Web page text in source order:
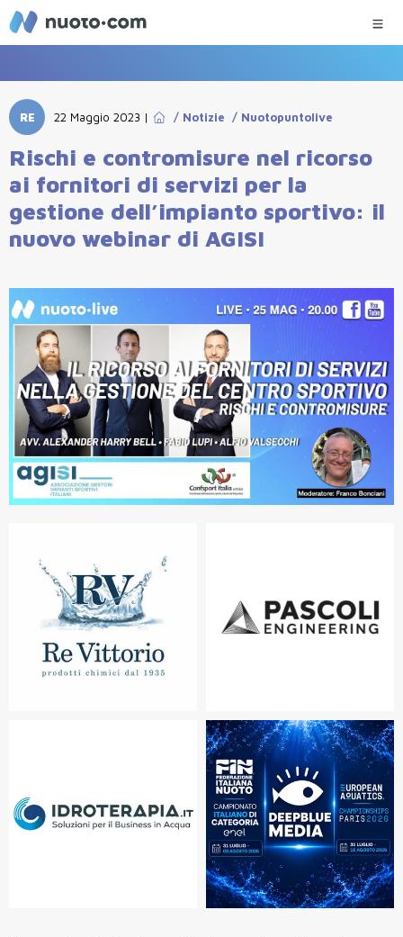
RE 22 Maggio 2023 | / Notizie / Nuotopuntolive
Rischi e contromisure nel ricorso
ai fornitori di servizi per la
gestione dell’impianto sportivo: il
nuovo webinar di AGISI